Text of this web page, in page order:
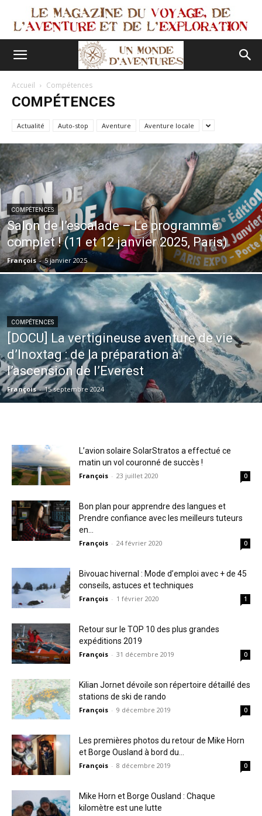
Accueil Compétences
COMPÉTENCES
Actualité Auto-stop Aventure Aventure locale
COMPÉTENCES
Salon de l’escalade – Le programme
complet ! (11 et 12 janvier 2025, Paris)
François - 5 janvier 2025
COMPÉTENCES
[DOCU] La vertigineuse aventure de vie
d’Inoxtag : de la préparation à
l’ascension de l’Everest
François - 15 septembre 2024
L’avion solaire SolarStratos a effectué ce
matin un vol couronné de succès !
François - 23 juillet 2020 0
Bon plan pour apprendre des langues et
Prendre confiance avec les meilleurs tuteurs
en...
François - 24 février 2020 0
Bivouac hivernal : Mode d’emploi avec + de 45
conseils, astuces et techniques
François - 1 février 2020 1
Retour sur le TOP 10 des plus grandes
expéditions 2019
François - 31 décembre 2019 0
Kilian Jornet dévoile son répertoire détaillé des
stations de ski de rando
François - 9 décembre 2019 0
Les premières photos du retour de Mike Horn
et Borge Ousland à bord du...
François - 8 décembre 2019 0
Mike Horn et Borge Ousland : Chaque
kilomètre est une lutte